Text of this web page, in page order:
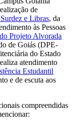
de
e Libras, da
às Pessoas
Projeto Alvorada
de Goiás (DPE-
do Estado
atendimento
Estudantil
e de escuta aos
compreendidas